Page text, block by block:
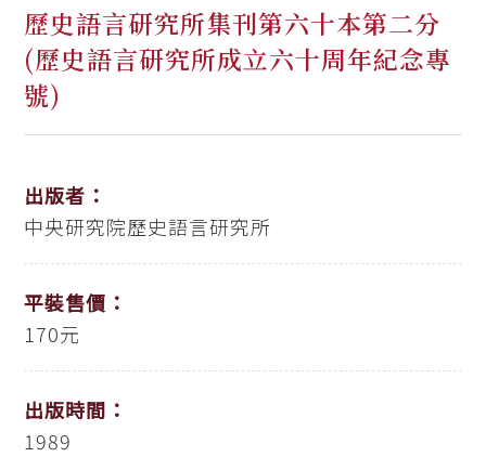
歷史語言研究所集刊第六十本第二分
(歷史語言研究所成立六十周年紀念專
號)
出版者：
中央研究院歷史語言研究所
平裝售價：
170元
出版時間：
1989